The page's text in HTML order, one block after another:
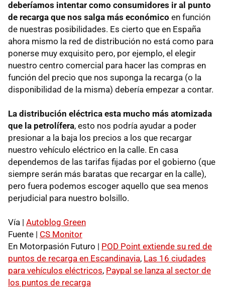
deberíamos intentar como consumidores ir al punto
de recarga que nos salga más económico en función
de nuestras posibilidades. Es cierto que en España
ahora mismo la red de distribución no está como para
ponerse muy exquisito pero, por ejemplo, el elegir
nuestro centro comercial para hacer las compras en
función del precio que nos suponga la recarga (o la
disponibilidad de la misma) debería empezar a contar.
La distribución eléctrica esta mucho más atomizada
que la petrolífera, esto nos podría ayudar a poder
presionar a la baja los precios a los que recargar
nuestro vehículo eléctrico en la calle. En casa
dependemos de las tarifas fijadas por el gobierno (que
siempre serán más baratas que recargar en la calle),
pero fuera podemos escoger aquello que sea menos
perjudicial para nuestro bolsillo.
Vía | Autoblog Green
Fuente | CS Monitor
En Motorpasión Futuro | POD Point extiende su red de
puntos de recarga en Escandinavia, Las 16 ciudades
para vehículos eléctricos, Paypal se lanza al sector de
los puntos de recarga